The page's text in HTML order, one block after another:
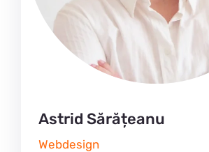
Astrid Sărățeanu
Webdesign